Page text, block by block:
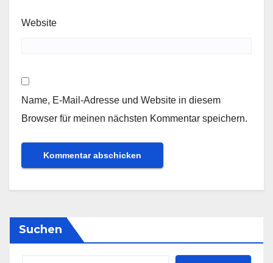
Website
Name, E-Mail-Adresse und Website in diesem
Browser für meinen nächsten Kommentar speichern.
Suchen